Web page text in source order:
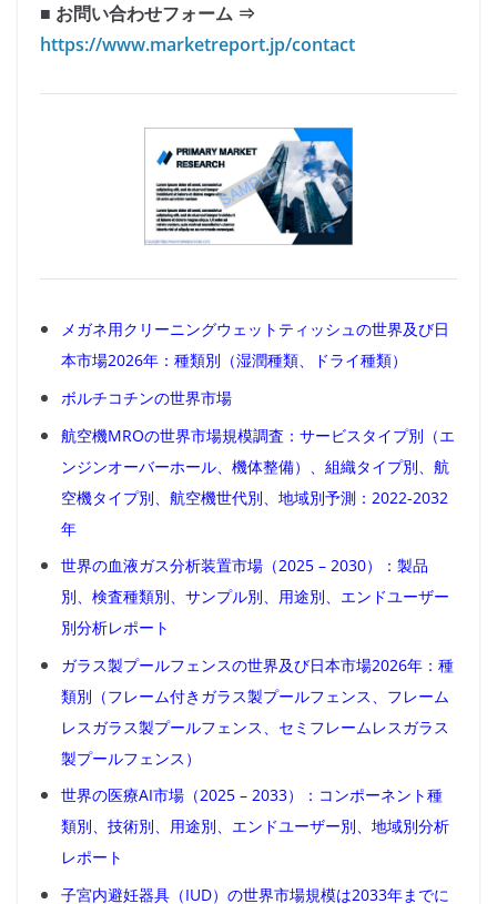
■ お問い合わせフォーム ⇒
https://www.marketreport.jp/contact
メガネ用クリーニングウェットティッシュの世界及び日
本市場2026年：種類別（湿潤種類、ドライ種類）
ボルチコチンの世界市場
航空機MROの世界市場規模調査：サービスタイプ別（エ
ンジンオーバーホール、機体整備）、組織タイプ別、航
空機タイプ別、航空機世代別、地域別予測：2022-2032
年
世界の血液ガス分析装置市場（2025 – 2030）：製品
別、検査種類別、サンプル別、用途別、エンドユーザー
別分析レポート
ガラス製プールフェンスの世界及び日本市場2026年：種
類別（フレーム付きガラス製プールフェンス、フレーム
レスガラス製プールフェンス、セミフレームレスガラス
製プールフェンス）
世界の医療AI市場（2025 – 2033）：コンポーネント種
類別、技術別、用途別、エンドユーザー別、地域別分析
レポート
子宮内避妊器具（IUD）の世界市場規模は2033年までに